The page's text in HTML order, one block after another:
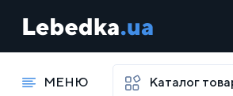
МЕНЮ Каталог